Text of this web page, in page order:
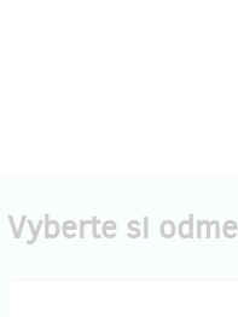
Vyberte si